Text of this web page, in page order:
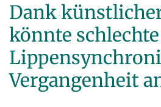
HOME
FORSCHUNG
ABTEILUNGEN
KOOPERATIONEN
Dank
könnte schlechte
Vergangenheit